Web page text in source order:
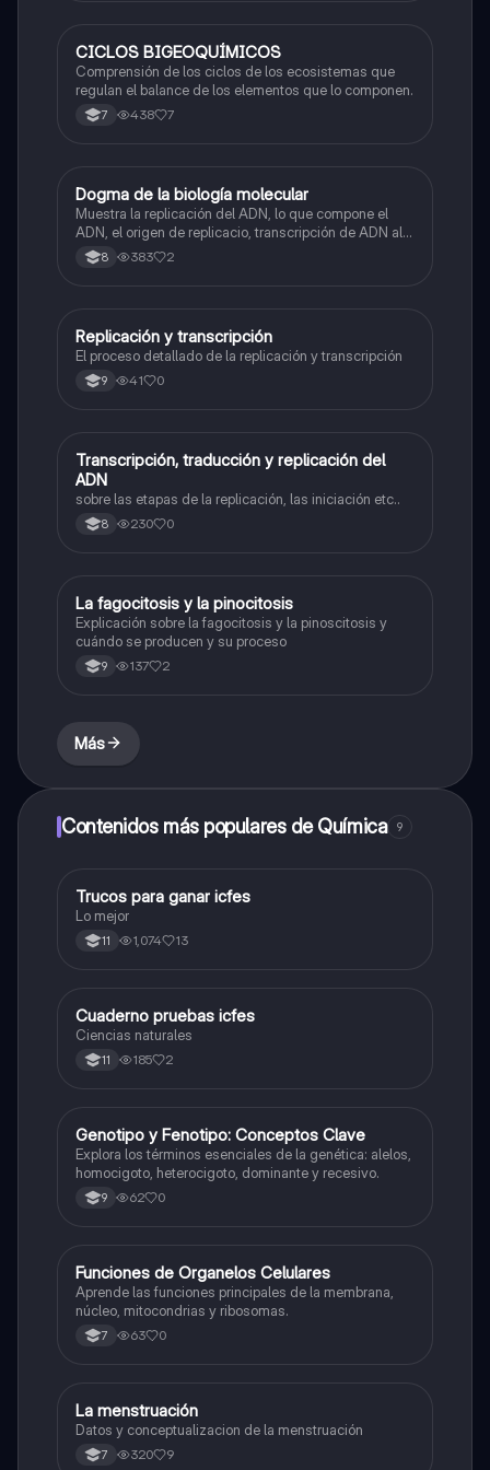
Biologia
CICLOS BIGEOQUÍMICOS
Comprensión de los ciclos de los ecosistemas que
regulan el balance de los elementos que lo componen.
7 438 7
Biologia
Dogma de la biología molecular
Muestra la replicación del ADN, lo que compone el
ADN, el origen de replicacio, transcripción de ADN al
ARN y traducción de ARN a proteína.
8 383 2
Biologia
Replicación y transcripción
El proceso detallado de la replicación y transcripción
9 41 0
Biologia
Transcripción, traducción y replicación del
ADN
sobre las etapas de la replicación, las iniciación etc..
8 230 0
Biologia
La fagocitosis y la pinocitosis
Explicación sobre la fagocitosis y la pinoscitosis y
cuándo se producen y su proceso
9 137 2
Más
Contenidos más populares de Química 9
Química
Trucos para ganar icfes
Lo mejor
11 1,074 13
Biologia
Cuaderno pruebas icfes
Ciencias naturales
11 185 2
GBiologia
Genotipo y Fenotipo: Conceptos Clave
Explora los términos esenciales de la genética: alelos,
homocigoto, heterocigoto, dominante y recesivo.
9 62 0
FBiologia
Funciones de Organelos Celulares
Aprende las funciones principales de la membrana,
núcleo, mitocondrias y ribosomas.
7 63 0
Biologia
La menstruación
Datos y conceptualizacion de la menstruación
7 320 9